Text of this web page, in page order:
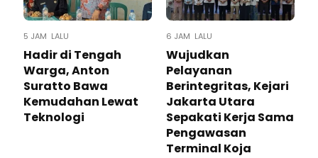
5 JAM LALU
Hadir di Tengah
Warga, Anton
Suratto Bawa
Kemudahan Lewat
Teknologi ​
6 JAM LALU
Wujudkan
Pelayanan
Berintegritas, Kejari
Jakarta Utara
Sepakati Kerja Sama
Pengawasan
Terminal Koja